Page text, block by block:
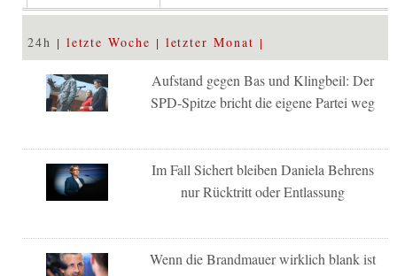
24h letzte Woche letzter Monat
Aufstand gegen Bas und Klingbeil: Der
SPD-Spitze bricht die eigene Partei weg
Im Fall Sichert bleiben Daniela Behrens
nur Rücktritt oder Entlassung
Wenn die Brandmauer wirklich blank ist